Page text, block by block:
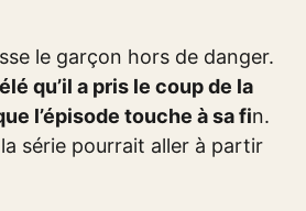
le garçon hors de danger.
qu’il a pris le coup de la
l’épisode touche à sa fin.
série pourrait aller à partir